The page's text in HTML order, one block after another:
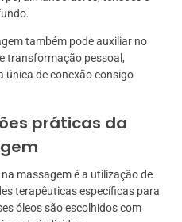
também pode auxiliar no
transformação pessoal,
única de conexão consigo
práticas da
massagem é a utilização de
terapêuticas específicas para
óleos são escolhidos com